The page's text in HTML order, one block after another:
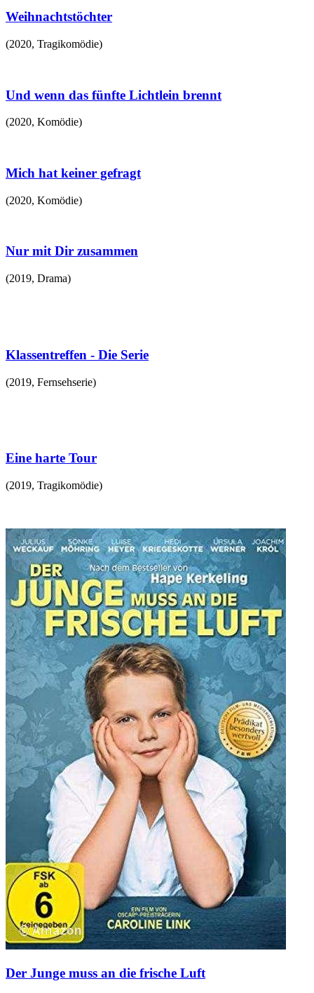
Weihnachtstöchter
(2020, Tragikomödie)
Und wenn das fünfte Lichtlein brennt
(2020, Komödie)
Mich hat keiner gefragt
(2020, Komödie)
Nur mit Dir zusammen
(2019, Drama)
Klassentreffen - Die Serie
(2019, Fernsehserie)
Eine harte Tour
(2019, Tragikomödie)
Der Junge muss an die frische Luft